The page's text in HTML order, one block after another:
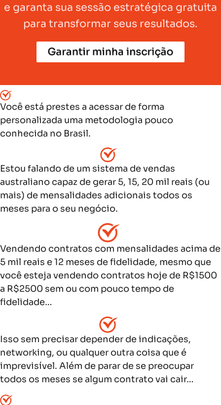
e garanta sua sessão estratégica gratuita
para transformar seus resultados.
Garantir minha inscrição
Você está prestes a acessar de forma
personalizada uma metodologia pouco
conhecida no Brasil.
Estou falando de um sistema de vendas
australiano capaz de gerar 5, 15, 20 mil reais (ou
mais) de mensalidades adicionais todos os
meses para o seu negócio.
Vendendo contratos com mensalidades acima de
5 mil reais e 12 meses de fidelidade, mesmo que
você esteja vendendo contratos hoje de R$1500
a R$2500 sem ou com pouco tempo de
fidelidade…
Isso sem precisar depender de indicações,
networking, ou qualquer outra coisa que é
imprevisível. Além de parar de se preocupar
todos os meses se algum contrato vai cair…